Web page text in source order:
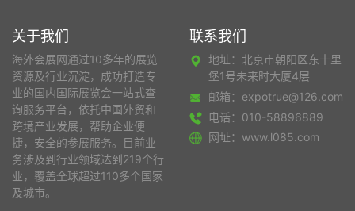
关于我们
海外会展网通过10多年的展览
资源及行业沉淀，成功打造专
业的国内国际展览会一站式查
询服务平台，依托中国外贸和
跨境产业发展，帮助企业便
捷，安全的参展服务。目前业
务涉及到行业领域达到219个行
业，覆盖全球超过110多个国家
及城市。
联系我们
地址：北京市朝阳区东十里
堡1号未来时大厦4层
邮箱：expotrue@126.com
电话：010-58896889
网址：www.l085.com